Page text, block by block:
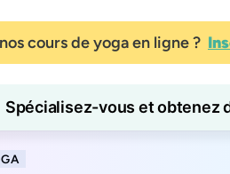
cours de yoga en ligne ?
Spécialisez-vous et obtenez
Apprendre